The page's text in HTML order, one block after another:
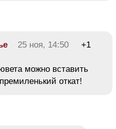
25 ноя, 14:50 +1
можно вставить
откат!